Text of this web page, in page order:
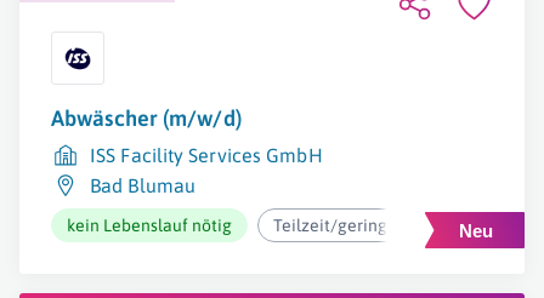
Abwäscher (m/w/d)
ISS Facility Services GmbH
Bad Blumau
kein Lebenslauf nötig Teilzeit/geringfügig ab